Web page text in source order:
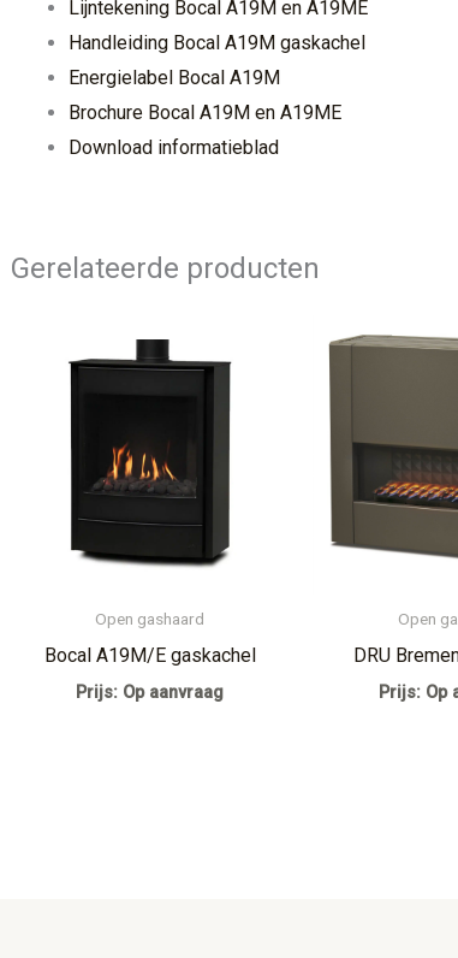
Lijntekening Bocal A19M en A19ME
Handleiding Bocal A19M gaskachel
Energielabel Bocal A19M
Brochure Bocal A19M en A19ME
Download informatieblad
Gerelateerde producten
Open gashaard
Bocal A19M/E gaskachel
Prijs: Op aanvraag
Open
DRU
Prijs: Op